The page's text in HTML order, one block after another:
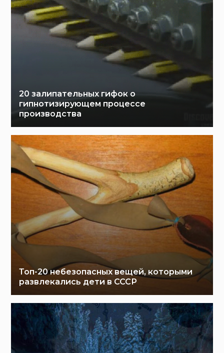
20 залипательных гифок о
гипнотизирующем процессе
производства
Топ-20 небезопасных вещей, которыми
развлекались дети в СССР